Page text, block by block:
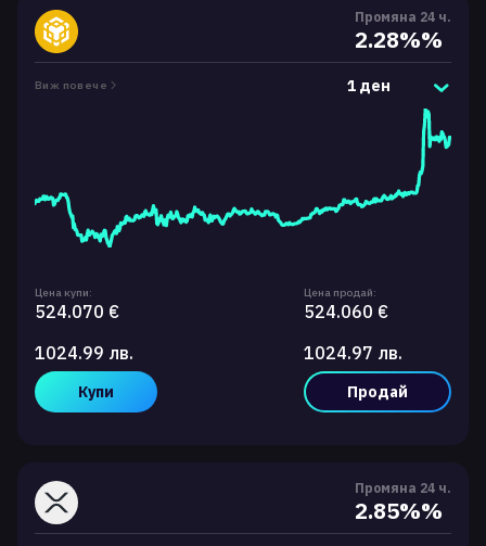
Промяна 24 ч.
2.28%%
Виж повече 1 ден
Цена купи:
524.070 €
1024.99 лв.
Купи
Цена продай:
524.060 €
1024.97 лв.
Продай
Промяна 24 ч.
2.85%%